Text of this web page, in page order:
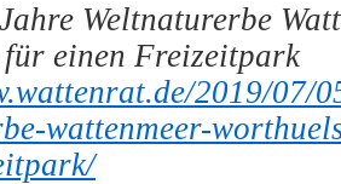
Weltnaturerbe
einen Freizeitpark
2019/07/
wattenmeer-